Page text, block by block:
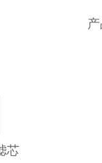
芯